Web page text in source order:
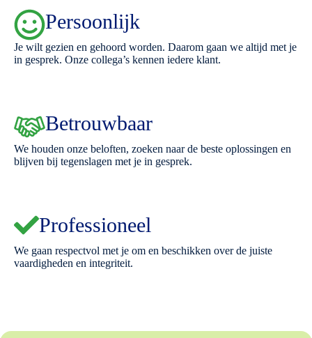
Persoonlijk
Je wilt gezien en gehoord worden. Daarom gaan we altijd met je
in gesprek. Onze collega’s kennen iedere klant.
Betrouwbaar
We houden onze beloften, zoeken naar de beste oplossingen en
blijven bij tegenslagen met je in gesprek.
Professioneel
We gaan respectvol met je om en beschikken over de juiste
vaardigheden en integriteit.